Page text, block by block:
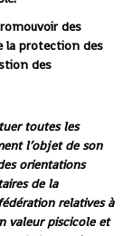
des
la protection des
des
toutes les
l’objet de son
orientations
de la
relatives à
valeur piscicole et